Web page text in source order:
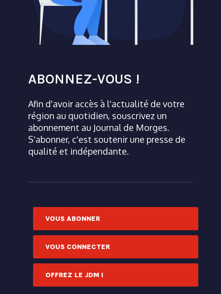
ABONNEZ-VOUS !
Afin d'avoir accès à l'actualité de votre
région au quotidien, souscrivez un
abonnement au Journal de Morges.
S'abonner, c'est soutenir une presse de
qualité et indépendante.
VOUS ABONNER
VOUS CONNECTER
OFFREZ LE JDM !